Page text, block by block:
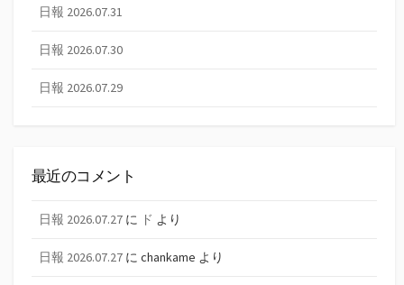
日報 2026.07.31
日報 2026.07.30
日報 2026.07.29
最近のコメント
日報 2026.07.27 に ド より
日報 2026.07.27 に chankame より